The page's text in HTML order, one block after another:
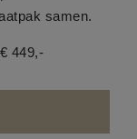
samen.
449,-